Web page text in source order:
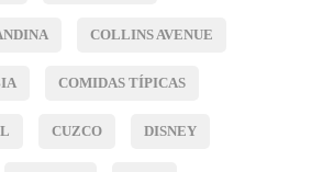
COLLINS AVENUE
COMIDAS TÍPICAS
CUZCO DISNEY